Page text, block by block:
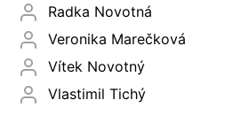
Radka Novotná
Veronika Marečková
Vítek Novotný
Vlastimil Tichý